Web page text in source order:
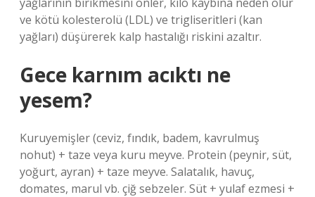
ve kötü kolesterolü (LDL) ve trigliseritleri (kan
yağları) düşürerek kalp hastalığı riskini azaltır.
Gece karnım acıktı ne
yesem?
Kuruyemişler (ceviz, fındık, badem, kavrulmuş
nohut) + taze veya kuru meyve. Protein (peynir, süt,
yoğurt, ayran) + taze meyve. Salatalık, havuç,
domates, marul vb. çiğ sebzeler. Süt + yulaf ezmesi +